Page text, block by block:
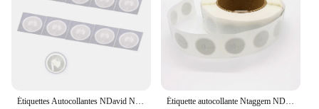
Étiquettes Autocollantes NDavid Nfc213 213, 13.56MHz, pour Huawei Share Ios13, Tournesol Personnel, 10 Pièces Étiquette autocollante Ntaggem NDavid, 100 MHz, ISO14443A, 13.56, disponible pour téléphone, étiquette arina RFID, autocollants, 10 pièces, 50 pièces, 215 pièces